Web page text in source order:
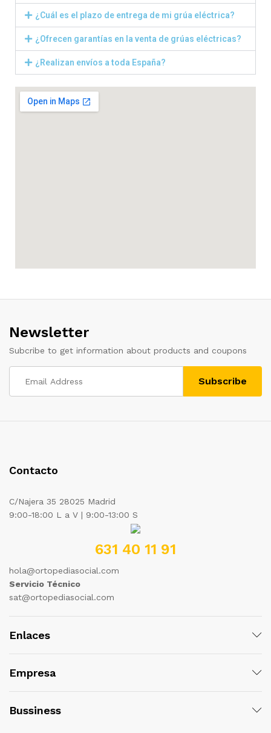
¿Cuál es el plazo de entrega de mi grúa eléctrica?
¿Ofrecen garantías en la venta de grúas eléctricas?
¿Realizan envíos a toda España?
Newsletter
Subcribe to get information about products and coupons
Contacto
C/Najera 35 28025 Madrid
9:00-18:00 L a V | 9:00-13:00 S
631 40 11 91
hola@ortopediasocial.com
Servicio Técnico
sat@ortopediasocial.com
Enlaces
Empresa
Bussiness